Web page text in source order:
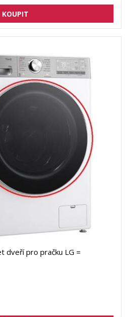
dveří pro pračku LG =